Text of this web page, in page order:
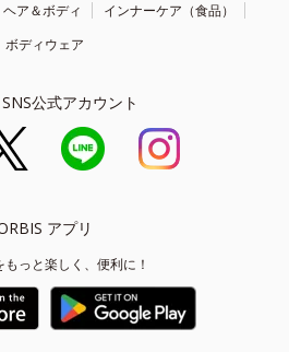
ヘア＆ボディ
インナーケア（食品）
ボディウェア
公式アカウント
アプリ
もっと楽しく、便利に！